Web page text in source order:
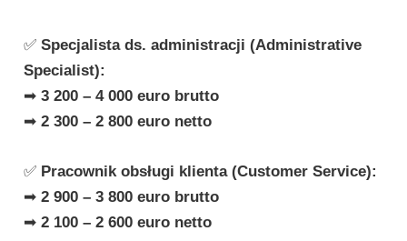
✅Specjalista ds. administracji (Administrative
Specialist):
➡3 200 – 4 000 euro brutto
➡2 300 – 2 800 euro netto
✅ Pracownik obsługi klienta (Customer Service):
➡2 900 – 3 800 euro brutto
➡2 100 – 2 600 euro netto